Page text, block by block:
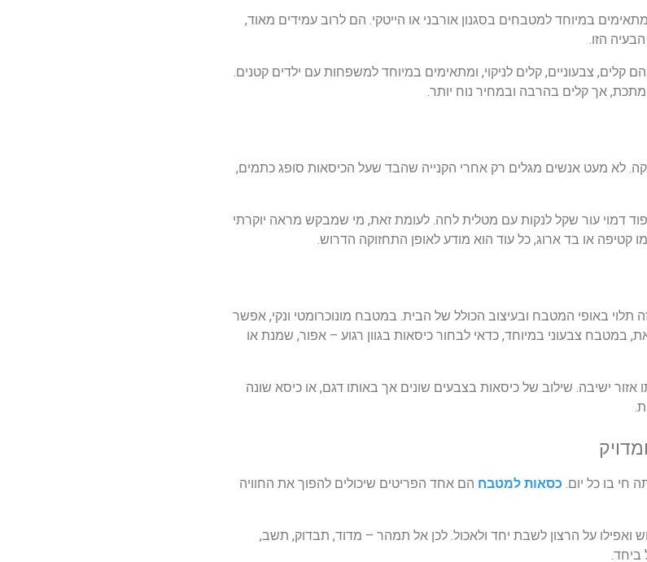
מתאימים במיוחד למטבחים בסגנון אורבני או הייטקי הם לרוב עמידים מאוד,
הבעיה הזו
הם קלים, צבעוניים, קלים לניקוי, ומתאימים במיוחד למשפחות עם ילדים קטנים
מתכת, אך קלים בהרבה ובמחיר נוח יותר
לא מעט אנשים מגלים רק אחרי הקנייה שהבד שעל הכיסאות סופג כתמים,
דמוי עור שקל לנקות עם מטלית לחה לעומת זאת, מי שמבקש מראה יוקרתי
קטיפה או בד ארוג, כל עוד הוא מודע לאופן התחזוקה הדרוש
תלוי באופי המטבח ובעיצוב הכולל של הבית במטבח מונוכרומטי ונקי, אפשר
, במטבח צבעוני במיוחד, כדאי לבחור כיסאות בגוון רגוע – אפור, שמנת או
אזור ישיבה שילוב של כיסאות בצבעים שונים אך באותו דגם, או כיסא שונה
ומדויק
חי בו כל יום כסאות למטבח הם אחד הפריטים שיכולים להפוך את החוויה
ואפילו על הרצון לשבת יחד ולאכול לכן אל תמהר – מדוד, תבדוק, תשב,
ביחד